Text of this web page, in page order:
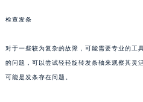
检查发条
对于一些较为复杂的故障，可能需要专业的工
的问题，可以尝试轻轻旋转发条轴来观察其灵
可能是发条存在问题。